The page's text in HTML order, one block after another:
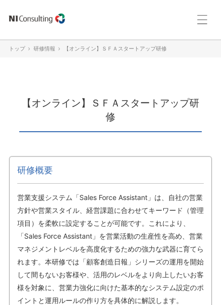
トップ 研修情報 【オンライン】ＳＦＡスタートアップ研修
【オンライン】ＳＦＡスタートアップ研
修
研修概要
営業支援システム「Sales Force Assistant」は、自社の営業
方針や営業スタイル、経営課題に合わせてキーワード（管理
項目）を柔軟に設定することが可能です。これにより、
「Sales Force Assistant」を営業活動の生産性を高め、営業
マネジメントレベルを高度化するための強力な武器に育てら
れます。本研修では「顧客創造日報」シリーズの運用を開始
して間もないお客様や、活用のレベルをより向上したいお客
様を対象に、営業力強化に向けた基本的なシステム設定のポ
イントと運用ルールの作り方を具体的に解説します。